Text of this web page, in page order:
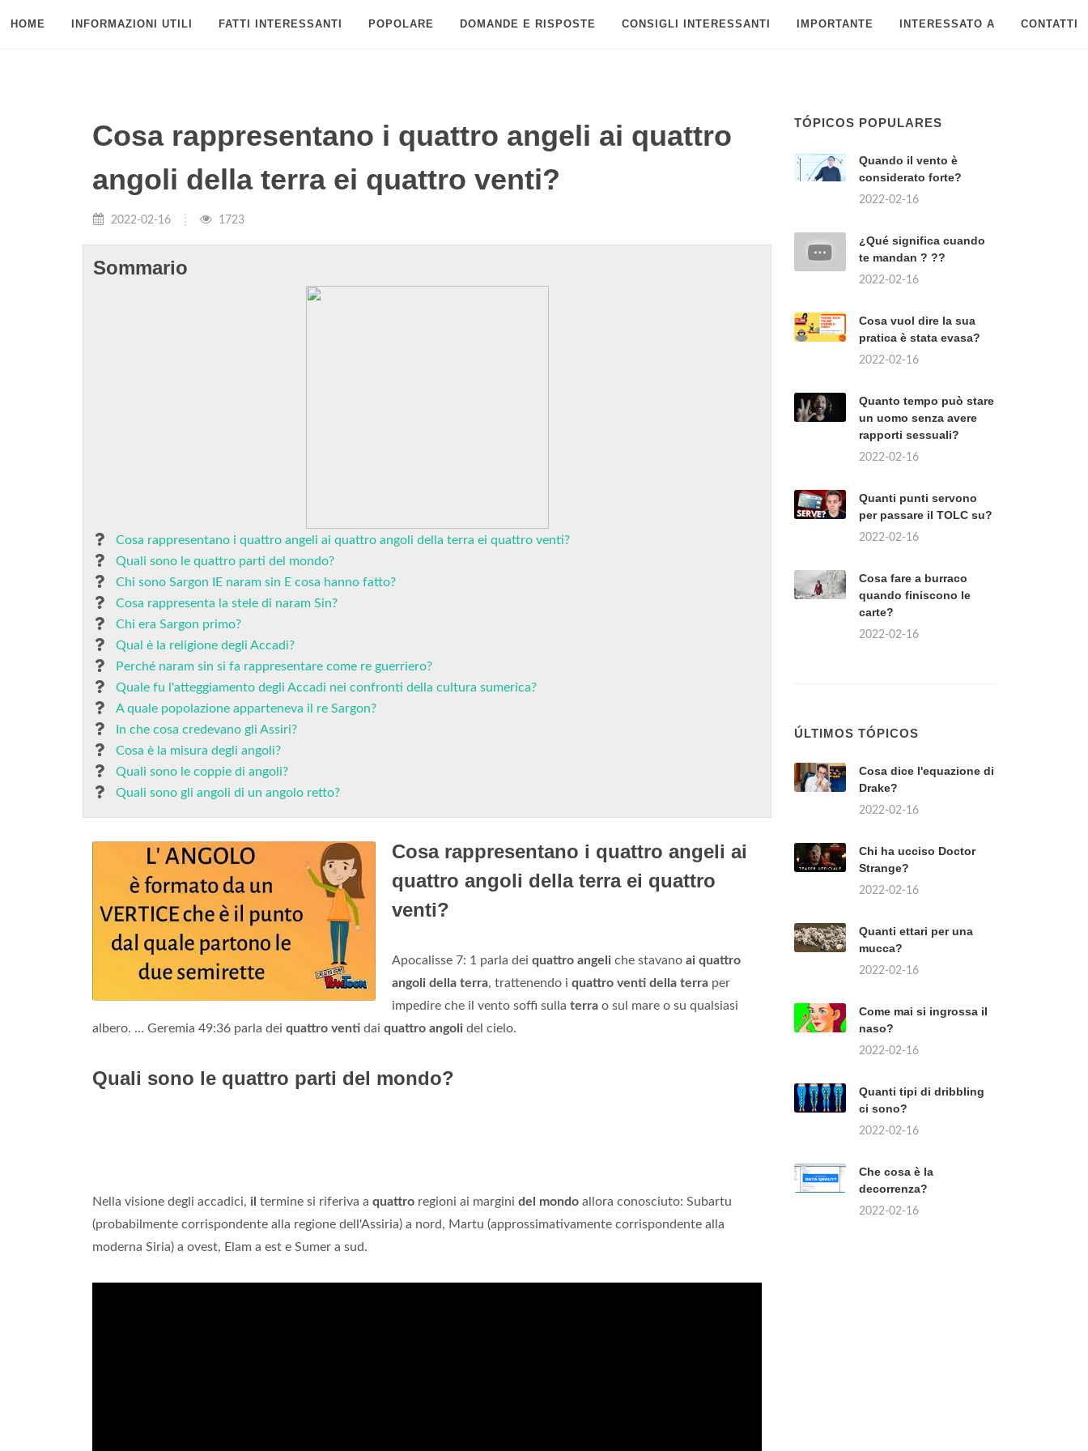
HOME INFORMAZIONI UTILI FATTI INTERESSANTI POPOLARE DOMANDE E RISPOSTE CONSIGLI INTERESSANTI IMPORTANTE INTERESSATO A CONTATTI
Cosa rappresentano i quattro angeli ai quattro
angoli della terra ei quattro venti?
2022-02-16 1723
Sommario
Cosa rappresentano i quattro angeli ai quattro angoli della terra ei quattro venti?
Quali sono le quattro parti del mondo?
Chi sono Sargon IE naram sin E cosa hanno fatto?
Cosa rappresenta la stele di naram Sin?
Chi era Sargon primo?
Qual è la religione degli Accadi?
Perché naram sin si fa rappresentare come re guerriero?
Quale fu l'atteggiamento degli Accadi nei confronti della cultura sumerica?
A quale popolazione apparteneva il re Sargon?
In che cosa credevano gli Assiri?
Cosa è la misura degli angoli?
Quali sono le coppie di angoli?
Quali sono gli angoli di un angolo retto?
Cosa rappresentano i quattro angeli ai
quattro angoli della terra ei quattro
venti?
Apocalisse 7: 1 parla dei quattro angeli che stavano ai quattro
angoli della terra, trattenendo i quattro venti della terra per
impedire che il vento soffi sulla terra o sul mare o su qualsiasi
albero. ... Geremia 49:36 parla dei quattro venti dai quattro angoli del cielo.
Quali sono le quattro parti del mondo?
Nella visione degli accadici, il termine si riferiva a quattro regioni ai margini del mondo allora conosciuto: Subartu
(probabilmente corrispondente alla regione dell'Assiria) a nord, Martu (approssimativamente corrispondente alla
moderna Siria) a ovest, Elam a est e Sumer a sud.
TÓPICOS POPULARES
Quando il vento è
considerato forte?
2022-02-16
¿Qué significa cuando
te mandan ? ??
2022-02-16
Cosa vuol dire la sua
pratica è stata evasa?
2022-02-16
Quanto tempo può stare
un uomo senza avere
rapporti sessuali?
2022-02-16
Quanti punti servono
per passare il TOLC su?
2022-02-16
Cosa fare a burraco
quando finiscono le
carte?
2022-02-16
ÚLTIMOS TÓPICOS
Cosa dice l'equazione di
Drake?
2022-02-16
Chi ha ucciso Doctor
Strange?
2022-02-16
Quanti ettari per una
mucca?
2022-02-16
Come mai si ingrossa il
naso?
2022-02-16
Quanti tipi di dribbling
ci sono?
2022-02-16
Che cosa è la
decorrenza?
2022-02-16